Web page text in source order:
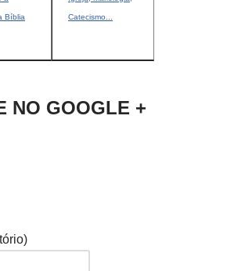
Bíblia Catecismo...
NO GOOGLE +